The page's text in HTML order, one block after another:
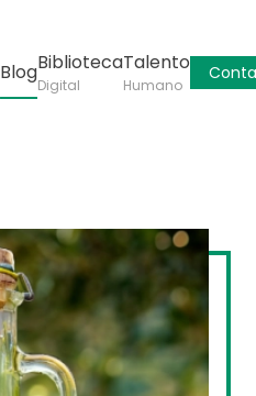
BlogBiblioteca
Digital
Talento
Humano